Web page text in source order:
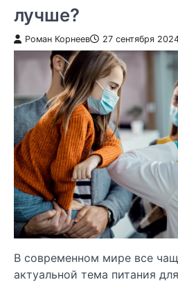
лучше?
Роман Корнеев 27 сентября
В современном мире все
актуальной тема питания